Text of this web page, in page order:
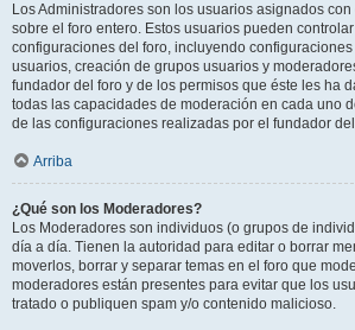
Los Administradores son los usuarios asignados
sobre el foro entero. Estos usuarios pueden
configuraciones del foro, incluyendo
usuarios, creación de grupos usuarios y
fundador del foro y de los permisos que éste les ha
todas las capacidades de moderación en cada uno
de las configuraciones realizadas por el fundador
Arriba
¿Qué son los Moderadores?
Los Moderadores son individuos (o grupos de
día a día. Tienen la autoridad para editar o borrar
moverlos, borrar y separar temas en el foro que
moderadores están presentes para evitar que los
tratado o publiquen spam y/o contenido malicioso.